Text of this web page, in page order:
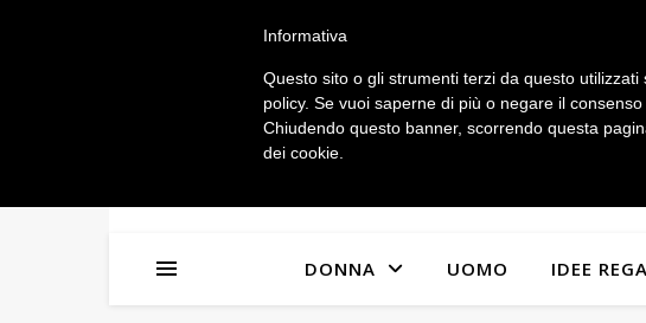
IL MIO ACCOUNT
DONNA UOMO IDEE
Informativa
Questo sito o gli strumenti terzi da questo
policy. Se vuoi saperne di più o negare il
Chiudendo questo banner, scorrendo questa
dei cookie.